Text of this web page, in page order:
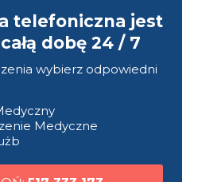
telefoniczna jest
dobę 24 / 7
wybierz odpowiedni
Medyczne